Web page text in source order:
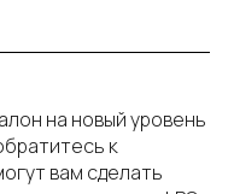
на новый уровень
к
вам сделать